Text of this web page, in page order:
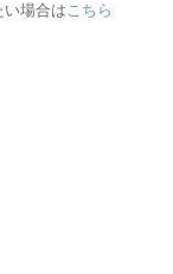
場合はこちら